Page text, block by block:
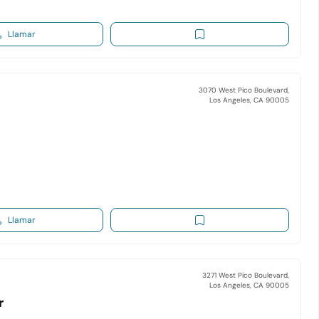
Llamar
3070 West Pico Boulevard,
Los Angeles, CA 90005
Llamar
3271 West Pico Boulevard,
Los Angeles, CA 90005